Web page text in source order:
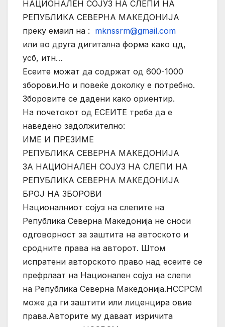
НАЦИОНАЛЕН СОЈУЗ НА СЛЕПИ НА
РЕПУБЛИКА СЕВЕРНА МАКЕДОНИЈА
преку емаил на : mknssrm@gmail.com
или во друга дигитална форма како цд,
усб, итн…
Есеите можат да содржат од 600-1000
зборови.Но и повеќе доколку е потребно.
Зборовите се дадени како ориентир.
На почетокот од ЕСЕИТЕ треба да е
наведено задолжително:
ИМЕ И ПРЕЗИМЕ
РЕПУБЛИКА СЕВЕРНА МАКЕДОНИЈА
ЗА НАЦИОНАЛЕН СОЈУЗ НА СЛЕПИ НА
РЕПУБЛИКА СЕВЕРНА МАКЕДОНИЈА
БРОЈ НА ЗБОРОВИ
Националниот сојуз на слепите на
Република Северна Македонија не сноси
одговорност за заштита на автоското и
сродните права на авторот. Штом
испратени авторското право над есеите се
префрлаат на Национален сојуз на слепи
на Република Северна Македонија.НССРСМ
може да ги заштити или лиценцира овие
права.Авторите му даваат изричита